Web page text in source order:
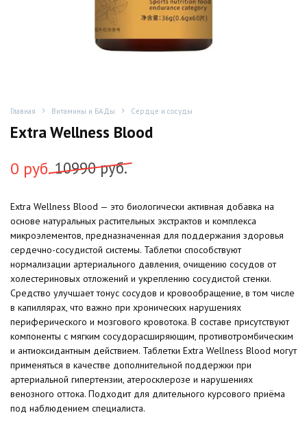
Главная Витамины и БАДы Сердце и сосуды
Extra Wellness Blood
10990руб.
Первоначальная
составляла
10990
руб..
0 руб.
Текущая
0
руб..
Extra Wellness Blood — это биологически активная добавка на
основе натуральных растительных экстрактов и комплекса
микроэлементов, предназначенная для поддержания здоровья
сердечно-сосудистой системы. Таблетки способствуют
нормализации артериального давления, очищению сосудов от
холестериновых отложений и укреплению сосудистой стенки.
Средство улучшает тонус сосудов и кровообращение, в том числе
в капиллярах, что важно при хронических нарушениях
периферического и мозгового кровотока. В составе присутствуют
компоненты с мягким сосудорасширяющим, противотромбическим
и антиоксидантным действием. Таблетки Extra Wellness Blood могут
применяться в качестве дополнительной поддержки при
артериальной гипертензии, атеросклерозе и нарушениях
венозного оттока. Подходит для длительного курсового приёма
под наблюдением специалиста.